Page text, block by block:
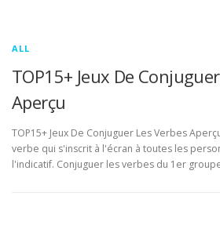
ALL
TOP15+ Jeux De
Aperçu
TOP15+ Jeux De Conjuguer Les Verbes
verbe qui s'inscrit à l'écran à toutes les
l'indicatif. Conjuguer les verbes du 1er